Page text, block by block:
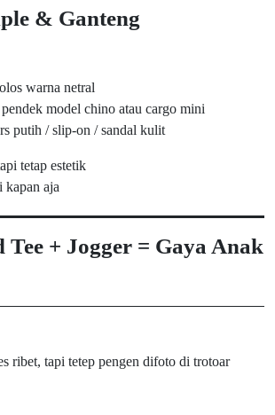
& Ganteng
warna netral
model chino atau cargo mini
putih / slip-on / sandal kulit
tetap estetik
kapan aja
Tee + Jogger = Gaya Anak
ribet, tapi tetep pengen difoto di trotoar